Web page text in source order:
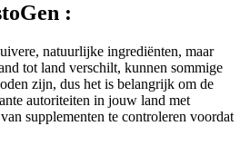
:
natuurlijke ingrediënten, maar
tot land verschilt, kunnen sommige
zijn, dus het is belangrijk om de
autoriteiten in jouw land met
supplementen te controleren voordat